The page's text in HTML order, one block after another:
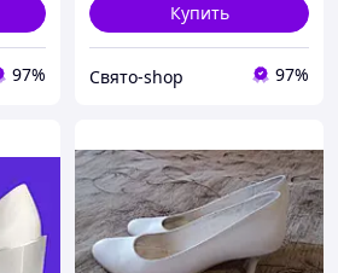
97%
Купить
Свято-shop 97%